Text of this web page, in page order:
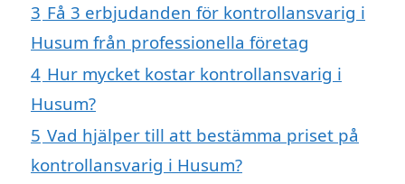
3 Få 3 erbjudanden för kontrollansvarig i
Husum från professionella företag
4 Hur mycket kostar kontrollansvarig i
Husum?
5 Vad hjälper till att bestämma priset på
kontrollansvarig i Husum?